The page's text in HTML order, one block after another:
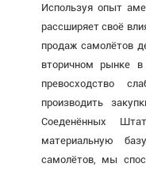
Используя опыт
рассширяет своё
продаж самолётов
вторичном рынке
превосходство
производить
Соеденённых
материальную
самолётов, мы